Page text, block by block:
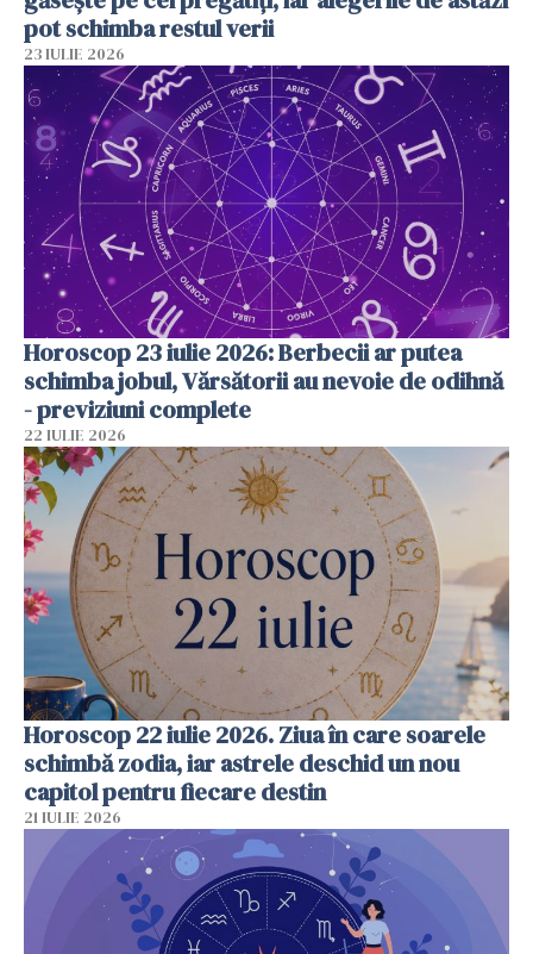
pot schimba restul verii
23 IULIE 2026
Horoscop 23 iulie 2026: Berbecii ar putea
schimba jobul, Vărsătorii au nevoie de odihnă
- previziuni complete
22 IULIE 2026
Horoscop 22 iulie 2026. Ziua în care soarele
schimbă zodia, iar astrele deschid un nou
capitol pentru fiecare destin
21 IULIE 2026